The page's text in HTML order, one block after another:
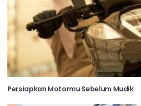
Persiapkan Motormu Sebelum Mudik